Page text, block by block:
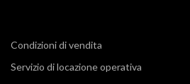
Condizioni di vendita
Servizio di locazione operativa